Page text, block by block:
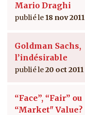
Mario Draghi
18 nov 2011
Goldman Sachs,
l’indésirable
20 oct 2011
“Face”, “Fair” ou
“Market" Value?